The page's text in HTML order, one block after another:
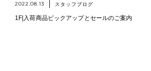
2022.08.13 スタッフブログ
1F|入荷商品ピックアップとセールのご案内